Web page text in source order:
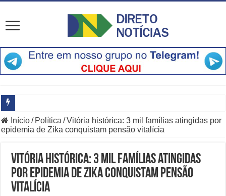
Especialistas Revelam Por Que a Bolsa Afasta Estrangeiros Agora
Saiba Por Que a OpenAI Freou o Desenvolvimento do Modelo Astra
Principais Destaques do Amistoso Bayern x Aston Villa em Hong
Início/ Política /Vitória histórica: 3 mil famílias atingidas por
epidemia de Zika conquistam pensão vitalícia
Vitória histórica: 3 mil famílias atingidas
por epidemia de Zika conquistam pensão
vitalícia